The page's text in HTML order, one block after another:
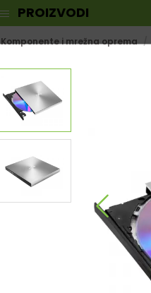
PROIZVODI
Komponente i mrežna oprema